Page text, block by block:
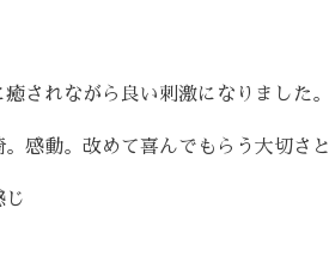
されながら良い刺激になりました。
感動。改めて喜んでもらう大切さと
じ